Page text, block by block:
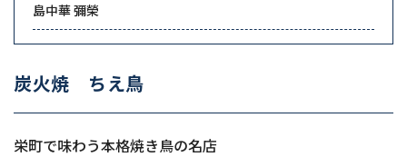
島中華 彌榮
炭火焼 ちえ鳥
栄町で味わう本格焼き鳥の名店